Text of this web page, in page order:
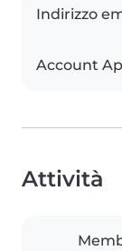
Indirizzo
Account
Attività